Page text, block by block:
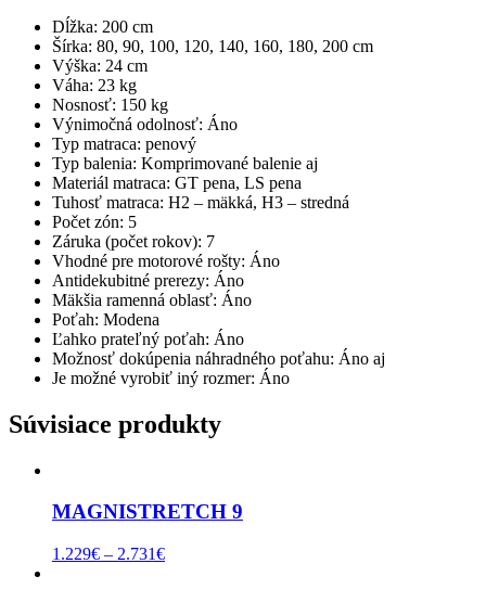
Dĺžka: 200 cm
Šírka: 80, 90, 100, 120, 140, 160, 180, 200 cm
Výška: 24 cm
Váha: 23 kg
Nosnosť: 150 kg
Výnimočná odolnosť: Áno
Typ matraca: penový
Typ balenia: Komprimované balenie aj
Materiál matraca: GT pena, LS pena
Tuhosť matraca: H2 – mäkká, H3 – stredná
Počet zón: 5
Záruka (počet rokov): 7
Vhodné pre motorové rošty: Áno
Antidekubitné prerezy: Áno
Mäkšia ramenná oblasť: Áno
Poťah: Modena
Ľahko prateľný poťah: Áno
Možnosť dokúpenia náhradného poťahu: Áno aj
Je možné vyrobiť iný rozmer: Áno
Súvisiace produkty
MAGNISTRETCH 9
1.229€ – 2.731€